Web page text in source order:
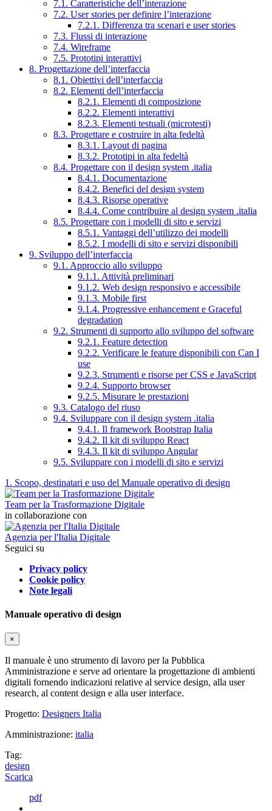
7.1. Caratteristiche dell’interazione
7.2. User stories per definire l’interazione
7.2.1. Differenza tra scenari e user stories
7.3. Flussi di interazione
7.4. Wireframe
7.5. Prototipi interattivi
8. Progettazione dell’interfaccia
8.1. Obiettivi dell’interfaccia
8.2. Elementi dell’interfaccia
8.2.1. Elementi di composizione
8.2.2. Elementi interattivi
8.2.3. Elementi testuali (microtesti)
8.3. Progettare e costruire in alta fedeltà
8.3.1. Layout di pagina
8.3.2. Prototipi in alta fedeltà
8.4. Progettare con il design system .italia
8.4.1. Documentazione
8.4.2. Benefici del design system
8.4.3. Risorse operative
8.4.4. Come contribuire al design system .italia
8.5. Progettare con i modelli di sito e servizi
8.5.1. Vantaggi dell’utilizzo dei modelli
8.5.2. I modelli di sito e servizi disponibili
9. Sviluppo dell’interfaccia
9.1. Approccio allo sviluppo
9.1.1. Attività preliminari
9.1.2. Web design responsivo e accessibile
9.1.3. Mobile first
9.1.4. Progressive enhancement e Graceful
degradation
9.2. Strumenti di supporto allo sviluppo del software
9.2.1. Feature detection
9.2.2. Verificare le feature disponibili con Can I
use
9.2.3. Strumenti e risorse per CSS e JavaScript
9.2.4. Supporto browser
9.2.5. Misurare le prestazioni
9.3. Catalogo del riuso
9.4. Sviluppare con il design system .italia
9.4.1. Il framework Bootstrap Italia
9.4.2. Il kit di sviluppo React
9.4.3. Il kit di sviluppo Angular
9.5. Sviluppare con i modelli di sito e servizi
1. Scopo, destinatari e uso del Manuale operativo di design
Team per la Trasformazione Digitale
in collaborazione con
Agenzia per l'Italia Digitale
Seguici su
Privacy policy
Cookie policy
Note legali
Manuale operativo di design
×
Il manuale è uno strumento di lavoro per la Pubblica
Amministrazione e serve ad orientare la progettazione di ambienti
digitali fornendo indicazioni relative al service design, alla user
research, al content design e alla user interface.
Progetto: Designers Italia
Amministrazione: italia
Tag:
design
Scarica
pdf